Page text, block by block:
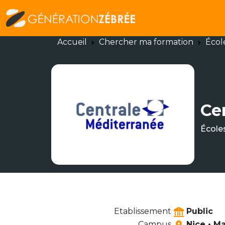
Accueil Chercher ma formation
Etablissement
Public